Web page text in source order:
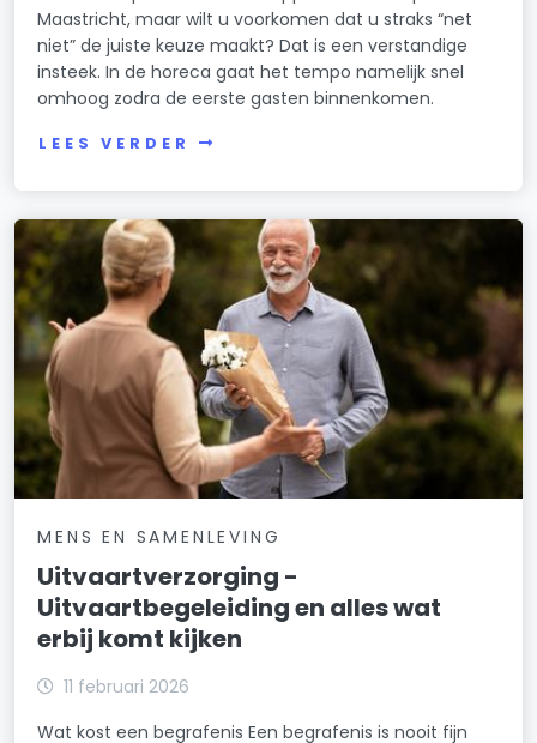
Maastricht, maar wilt u voorkomen dat u straks “net
niet” de juiste keuze maakt? Dat is een verstandige
insteek. In de horeca gaat het tempo namelijk snel
omhoog zodra de eerste gasten binnenkomen.
LEES VERDER
MENS EN SAMENLEVING
Uitvaartverzorging -
Uitvaartbegeleiding en alles wat
erbij komt kijken
11 februari 2026
Wat kost een begrafenis Een begrafenis is nooit fijn